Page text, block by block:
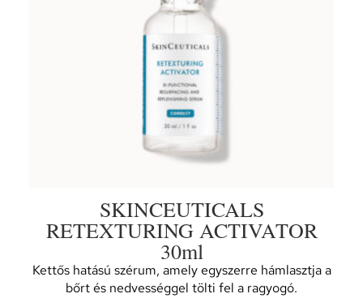
SKINCEUTICALS
RETEXTURING ACTIVATOR
30ml
Kettős hatású szérum, amely egyszerre hámlasztja a
bőrt és nedvességgel tölti fel a ragyogó.